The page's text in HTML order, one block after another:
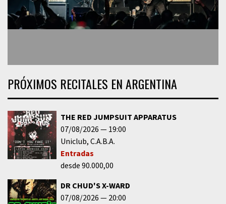
PRÓXIMOS RECITALES EN ARGENTINA
THE RED JUMPSUIT APPARATUS
07/08/2026
19:00
Uniclub C.A.B.A.
Entradas
desde 90.000,00
DR CHUD'S X-WARD
07/08/2026
20:00